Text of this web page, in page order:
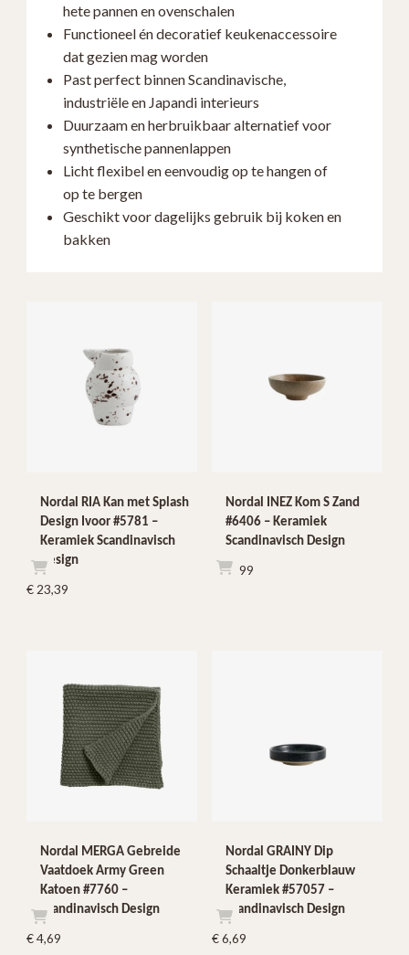
hete pannen en ovenschalen
Functioneel én decoratief keukenaccessoire
dat gezien mag worden
Past perfect binnen Scandinavische,
industriële en Japandi interieurs
Duurzaam en herbruikbaar alternatief voor
synthetische pannenlappen
Licht flexibel en eenvoudig op te hangen of
op te bergen
Geschikt voor dagelijks gebruik bij koken en
bakken
Nordal RIA Kan met Splash
Design Ivoor #5781 –
Keramiek Scandinavisch
Design
€ 23,39
Nordal INEZ Kom S Zand
#6406 – Keramiek
Scandinavisch Design
12,99
Nordal MERGA Gebreide
Vaatdoek Army Green
Katoen #7760 –
Scandinavisch Design
€4,69
Nordal GRAINY Dip
Schaaltje Donkerblauw
Keramiek #57057 –
Scandinavisch Design
€6,69